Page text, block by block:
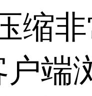
缩
户端